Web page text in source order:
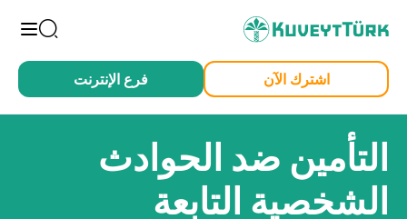
اشترك الآن فرع الإنترنت
التأمين ضد الحوادث
الشخصية التابعة